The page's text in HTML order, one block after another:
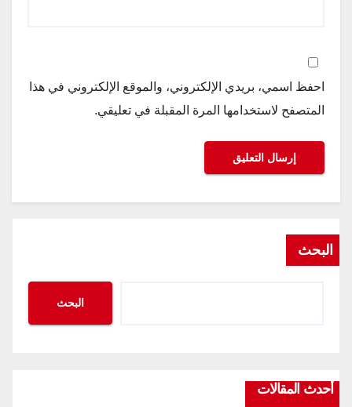
احفظ اسمي، بريدي الإلكتروني، والموقع الإلكتروني في هذا
المتصفح لاستخدامها المرة المقبلة في تعليقي.
البحث
البحث
أحدث المقالات